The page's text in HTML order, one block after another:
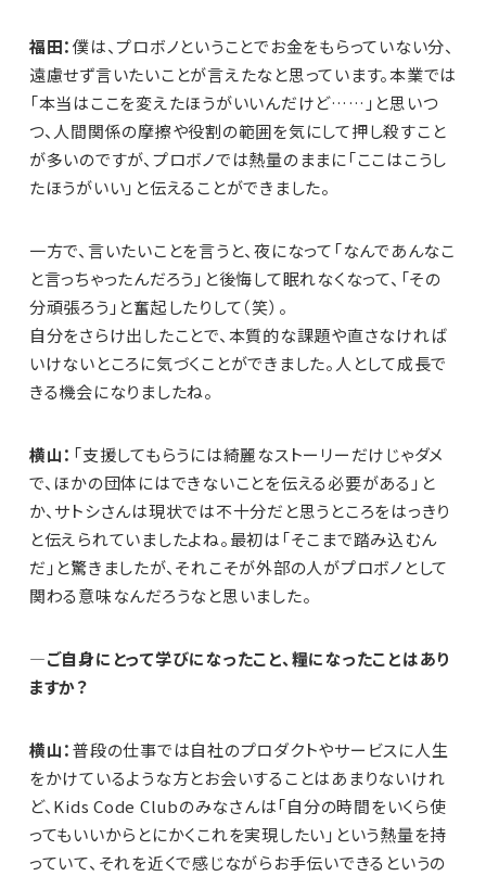
福田：僕は、プロボノということでお金をもらっていない分、
遠慮せず言いたいことが言えたなと思っています。本業では
「本当はここを変えたほうがいいんだけど……」と思いつ
つ、人間関係の摩擦や役割の範囲を気にして押し殺すこと
が多いのですが、プロボノでは熱量のままに「ここはこうし
たほうがいい」と伝えることができました。
一方で、言いたいことを言うと、夜になって「なんであんなこ
と言っちゃったんだろう」と後悔して眠れなくなって、「その
分頑張ろう」と奮起したりして（笑）。
自分をさらけ出したことで、本質的な課題や直さなければ
いけないところに気づくことができました。人として成長で
きる機会になりましたね。
横山： 「支援してもらうには綺麗なストーリーだけじゃダメ
で、ほかの団体にはできないことを伝える必要がある」と
か、サトシさんは現状では不十分だと思うところをはっきり
と伝えられていましたよね。最初は「そこまで踏み込むん
だ」と驚きましたが、それこそが外部の人がプロボノとして
関わる意味なんだろうなと思いました。
—ご自身にとって学びになったこと、糧になったことはあり
ますか？
横山：普段の仕事では自社のプロダクトやサービスに人生
をかけているような方とお会いすることはあまりないけれ
ど、Kids Code Clubのみなさんは「自分の時間をいくら使
ってもいいからとにかくこれを実現したい」という熱量を持
っていて、それを近くで感じながらお手伝いできるというの